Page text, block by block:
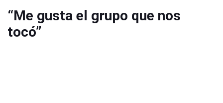
“Me gusta el grupo que nos
tocó”